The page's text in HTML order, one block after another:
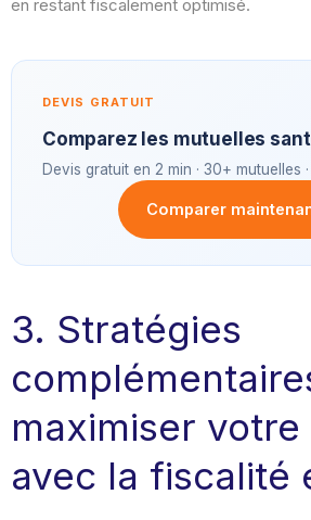
en restant fiscalement optimisé.
DEVIS GRATUIT
Comparez les mutuelles
Devis gratuit en 2 min · 30+ mutuelles
Comparer
3. Stratégies
maximiser
avec la fiscalité